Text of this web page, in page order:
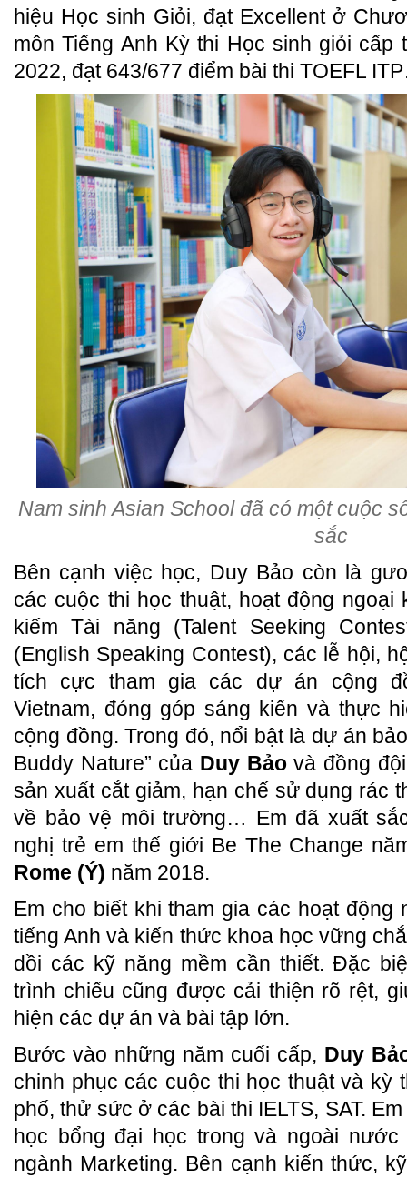
hiệu Học sinh Giỏi, đạt Excellent ở
môn Tiếng Anh Kỳ thi Học sinh giỏi cấp
2022, đạt 643/677 điểm bài thi TOEFL
Nam sinh Asian School đã có một cuộc
sắc
Bên cạnh việc học, Duy Bảo còn là
các cuộc thi học thuật, hoạt động
kiếm Tài năng (Talent Seeking
(English Speaking Contest), các lễ hội,
tích cực tham gia các dự án cộng
Vietnam, đóng góp sáng kiến và thực
cộng đồng. Trong đó, nổi bật là dự án
Buddy Nature” của Duy Bảovà đồng
sản xuất cắt giảm, hạn chế sử dụng rác
về bảo vệ môi trường… Em đã xuất
nghị trẻ em thế giới Be The Change
Rome (Ý) năm 2018.
Em cho biết khi tham gia các hoạt động
tiếng Anh và kiến thức khoa học vững
dồi các kỹ năng mềm cần thiết. Đặc
trình chiếu cũng được cải thiện rõ rệt,
hiện các dự án và bài tập lớn.
Bước vào những năm cuối cấp, Duy
chinh phục các cuộc thi học thuật và kỳ
phố, thử sức ở các bài thi IELTS, SAT.
học bổng đại học trong và ngoài
ngành Marketing. Bên cạnh kiến thức,